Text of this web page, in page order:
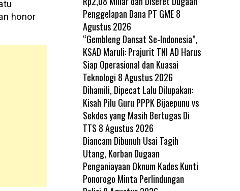
honor
Penggelapan Dana PT GME 8
Agustus 2026
“Gembleng Dansat Se-Indonesia”,
KSAD Maruli: Prajurit TNI AD Harus
Siap Operasional dan Kuasai
Teknologi 8 Agustus 2026
Dihamili, Dipecat Lalu Dilupakan:
Kisah Pilu Guru PPPK Bijaepunu vs
Sekdes yang Masih Bertugas Di
TTS 8 Agustus 2026
Diancam Dibunuh Usai Tagih
Utang, Korban Dugaan
Penganiayaan Oknum Kades Kunti
Ponorogo Minta Perlindungan